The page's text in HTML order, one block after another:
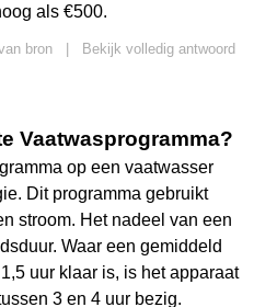
als €500.
bron
Bekijk volledig antwoord
Vaatwasprogramma?
op een vaatwasser
Dit programma gebruikt
stroom. Het nadeel van een
Waar een gemiddeld
uur klaar is, is het apparaat
3 en 4 uur bezig.